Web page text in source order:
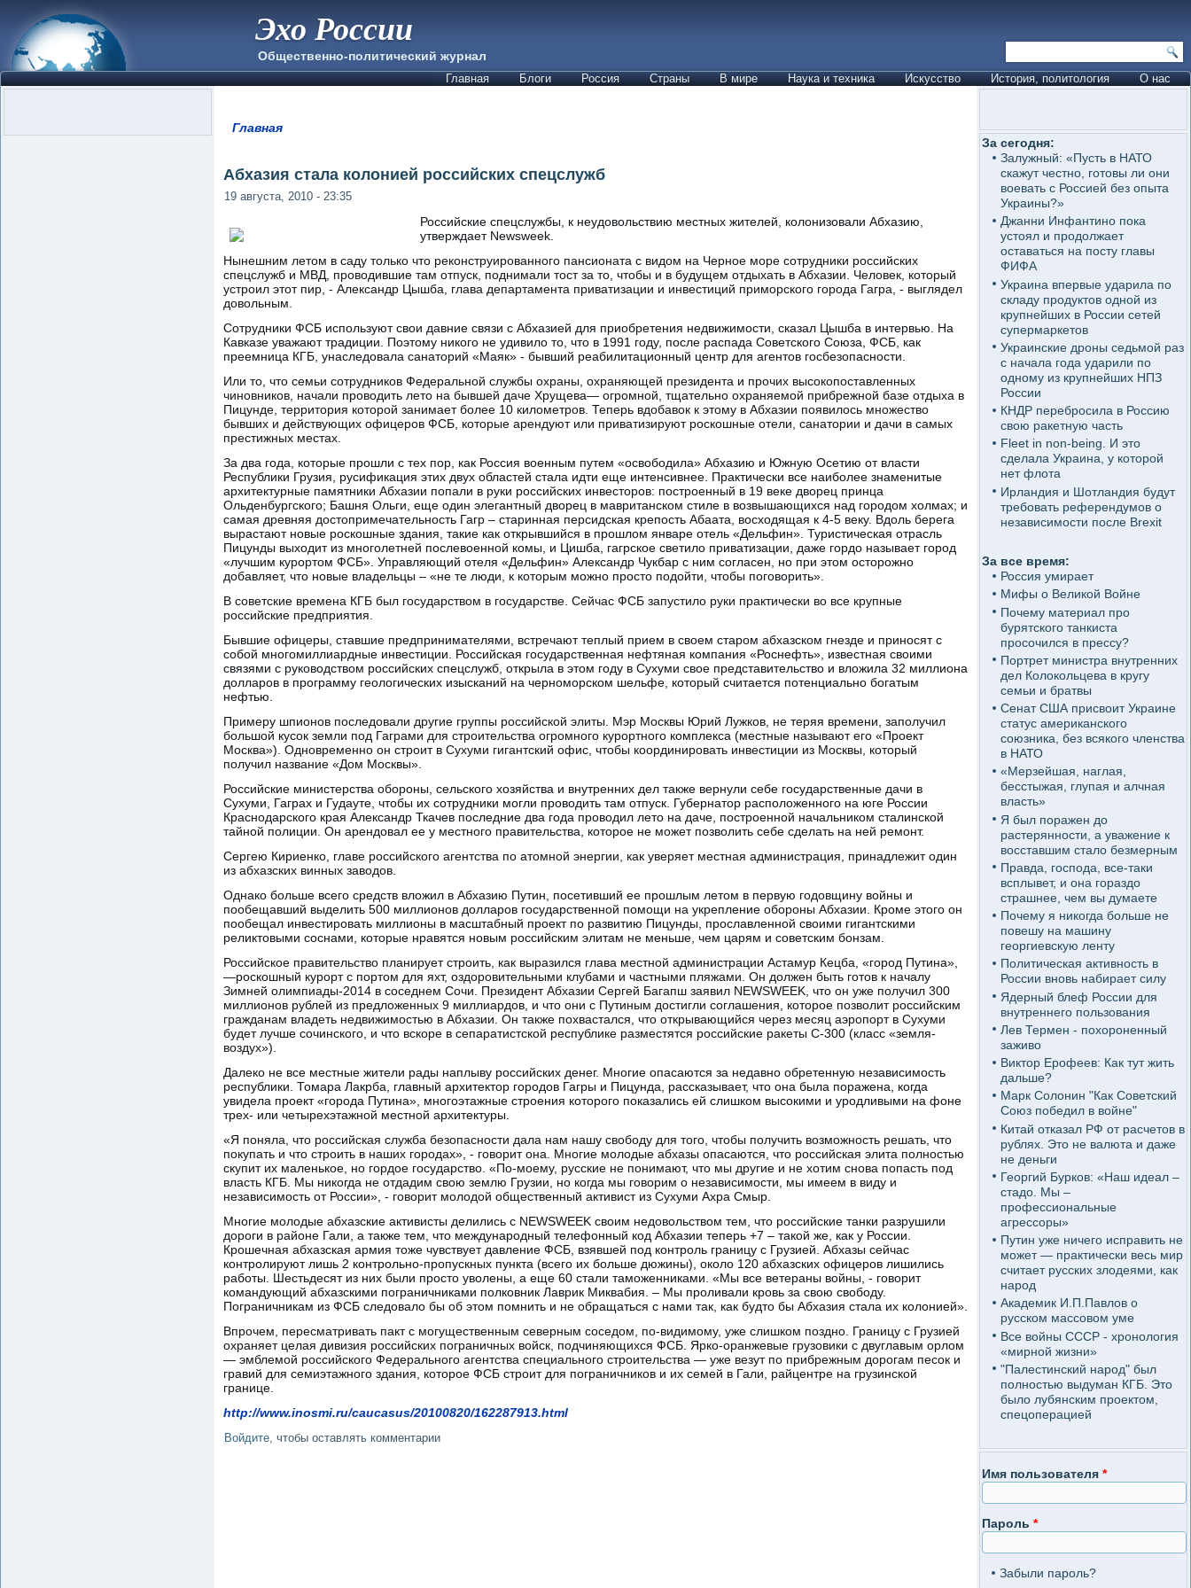
Эхо России
Общественно-политический журнал
Главная Блоги Россия Страны В мире Наука и техника Искусство История, политология О нас
Главная
Абхазия стала колонией российских спецслужб
19 августа, 2010 - 23:35
Российские спецслужбы, к неудовольствию местных жителей, колонизовали Абхазию,
утверждает Newsweek.
Нынешним летом в саду только что реконструированного пансионата с видом на Черное море сотрудники российских
спецслужб и МВД, проводившие там отпуск, поднимали тост за то, чтобы и в будущем отдыхать в Абхазии. Человек, который
устроил этот пир, - Александр Цышба, глава департамента приватизации и инвестиций приморского города Гагра, - выглядел
довольным.
Сотрудники ФСБ используют свои давние связи с Абхазией для приобретения недвижимости, сказал Цышба в интервью. На
Кавказе уважают традиции. Поэтому никого не удивило то, что в 1991 году, после распада Советского Союза, ФСБ, как
преемница КГБ, унаследовала санаторий «Маяк» - бывший реабилитационный центр для агентов госбезопасности.
Или то, что семьи сотрудников Федеральной службы охраны, охраняющей президента и прочих высокопоставленных
чиновников, начали проводить лето на бывшей даче Хрущева— огромной, тщательно охраняемой прибрежной базе отдыха в
Пицунде, территория которой занимает более 10 километров. Теперь вдобавок к этому в Абхазии появилось множество
бывших и действующих офицеров ФСБ, которые арендуют или приватизируют роскошные отели, санатории и дачи в самых
престижных местах.
За два года, которые прошли с тех пор, как Россия военным путем «освободила» Абхазию и Южную Осетию от власти
Республики Грузия, русификация этих двух областей стала идти еще интенсивнее. Практически все наиболее знаменитые
архитектурные памятники Абхазии попали в руки российских инвесторов: построенный в 19 веке дворец принца
Ольденбургского; Башня Ольги, еще один элегантный дворец в мавританском стиле в возвышающихся над городом холмах; и
самая древняя достопримечательность Гагр – старинная персидская крепость Абаата, восходящая к 4-5 веку. Вдоль берега
вырастают новые роскошные здания, такие как открывшийся в прошлом январе отель «Дельфин». Туристическая отрасль
Пицунды выходит из многолетней послевоенной комы, и Цишба, гагрское светило приватизации, даже гордо называет город
«лучшим курортом ФСБ». Управляющий отеля «Дельфин» Александр Чукбар с ним согласен, но при этом осторожно
добавляет, что новые владельцы – «не те люди, к которым можно просто подойти, чтобы поговорить».
В советские времена КГБ был государством в государстве. Сейчас ФСБ запустило руки практически во все крупные
российские предприятия.
Бывшие офицеры, ставшие предпринимателями, встречают теплый прием в своем старом абхазском гнезде и приносят с
собой многомиллиардные инвестиции. Российская государственная нефтяная компания «Роснефть», известная своими
связями с руководством российских спецслужб, открыла в этом году в Сухуми свое представительство и вложила 32 миллиона
долларов в программу геологических изысканий на черноморском шельфе, который считается потенциально богатым
нефтью.
Примеру шпионов последовали другие группы российской элиты. Мэр Москвы Юрий Лужков, не теряя времени, заполучил
большой кусок земли под Гаграми для строительства огромного курортного комплекса (местные называют его «Проект
Москва»). Одновременно он строит в Сухуми гигантский офис, чтобы координировать инвестиции из Москвы, который
получил название «Дом Москвы».
Российские министерства обороны, сельского хозяйства и внутренних дел также вернули себе государственные дачи в
Сухуми, Гаграх и Гудауте, чтобы их сотрудники могли проводить там отпуск. Губернатор расположенного на юге России
Краснодарского края Александр Ткачев последние два года проводил лето на даче, построенной начальником сталинской
тайной полиции. Он арендовал ее у местного правительства, которое не может позволить себе сделать на ней ремонт.
Сергею Кириенко, главе российского агентства по атомной энергии, как уверяет местная администрация, принадлежит один
из абхазских винных заводов.
Однако больше всего средств вложил в Абхазию Путин, посетивший ее прошлым летом в первую годовщину войны и
пообещавший выделить 500 миллионов долларов государственной помощи на укрепление обороны Абхазии. Кроме этого он
пообещал инвестировать миллионы в масштабный проект по развитию Пицунды, прославленной своими гигантскими
реликтовыми соснами, которые нравятся новым российским элитам не меньше, чем царям и советским бонзам.
Российское правительство планирует строить, как выразился глава местной администрации Астамур Кецба, «город Путина»,
—роскошный курорт с портом для яхт, оздоровительными клубами и частными пляжами. Он должен быть готов к началу
Зимней олимпиады-2014 в соседнем Сочи. Президент Абхазии Сергей Багапш заявил NEWSWEEK, что он уже получил 300
миллионов рублей из предложенных 9 миллиардов, и что они с Путиным достигли соглашения, которое позволит российским
гражданам владеть недвижимостью в Абхазии. Он также похвастался, что открывающийся через месяц аэропорт в Сухуми
будет лучше сочинского, и что вскоре в сепаратистской республике разместятся российские ракеты С-300 (класс «земля-
воздух»).
Далеко не все местные жители рады наплыву российских денег. Многие опасаются за недавно обретенную независимость
республики. Томара Лакрба, главный архитектор городов Гагры и Пицунда, рассказывает, что она была поражена, когда
увидела проект «города Путина», многоэтажные строения которого показались ей слишком высокими и уродливыми на фоне
трех- или четырехэтажной местной архитектуры.
«Я поняла, что российская служба безопасности дала нам нашу свободу для того, чтобы получить возможность решать, что
покупать и что строить в наших городах», - говорит она. Многие молодые абхазы опасаются, что российская элита полностью
скупит их маленькое, но гордое государство. «По-моему, русские не понимают, что мы другие и не хотим снова попасть под
власть КГБ. Мы никогда не отдадим свою землю Грузии, но когда мы говорим о независимости, мы имеем в виду и
независимость от России», - говорит молодой общественный активист из Сухуми Ахра Смыр.
Многие молодые абхазские активисты делились c NEWSWEEK своим недовольством тем, что российские танки разрушили
дороги в районе Гали, а также тем, что международный телефонный код Абхазии теперь +7 – такой же, как у России.
Крошечная абхазская армия тоже чувствует давление ФСБ, взявшей под контроль границу с Грузией. Абхазы сейчас
контролируют лишь 2 контрольно-пропускных пункта (всего их больше дюжины), около 120 абхазских офицеров лишились
работы. Шестьдесят из них были просто уволены, а еще 60 стали таможенниками. «Мы все ветераны войны, - говорит
командующий абхазскими пограничниками полковник Лаврик Миквабия. – Мы проливали кровь за свою свободу.
Пограничникам из ФСБ следовало бы об этом помнить и не обращаться с нами так, как будто бы Абхазия стала их колонией».
Впрочем, пересматривать пакт с могущественным северным соседом, по-видимому, уже слишком поздно. Границу с Грузией
охраняет целая дивизия российских пограничных войск, подчиняющихся ФСБ. Ярко-оранжевые грузовики с двуглавым орлом
— эмблемой российского Федерального агентства специального строительства — уже везут по прибрежным дорогам песок и
гравий для семиэтажного здания, которое ФСБ строит для пограничников и их семей в Гали, райцентре на грузинской
границе.
http://www.inosmi.ru/caucasus/20100820/162287913.html
Войдите , чтобы оставлять комментарии
За сегодня:
Залужный: «Пусть в НАТО
скажут честно, готовы ли они
воевать с Россией без опыта
Украины?»
Джанни Инфантино пока
устоял и продолжает
оставаться на посту главы
ФИФА
Украина впервые ударила по
складу продуктов одной из
крупнейших в России сетей
супермаркетов
Украинские дроны седьмой раз
с начала года ударили по
одному из крупнейших НПЗ
России
КНДР перебросила в Россию
свою ракетную часть
Fleet in non-being. И это
сделала Украина, у которой
нет флота
Ирландия и Шотландия будут
требовать референдумов о
независимости после Brexit
За все время:
Россия умирает
Мифы о Великой Войне
Почему материал про
бурятского танкиста
просочился в прессу?
Портрет министра внутренних
дел Колокольцева в кругу
семьи и братвы
Сенат США присвоит Украине
статус американского
союзника, без всякого членства
в НАТО
«Мерзейшая, наглая,
бесстыжая, глупая и алчная
власть»
Я был поражен до
растерянности, а уважение к
восставшим стало безмерным
Правда, господа, все-таки
всплывет, и она гораздо
страшнее, чем вы думаете
Почему я никогда больше не
повешу на машину
георгиевскую ленту
Политическая активность в
России вновь набирает силу
Ядерный блеф России для
внутреннего пользования
Лев Термен - похороненный
заживо
Виктор Ерофеев: Как тут жить
дальше?
Марк Солонин "Как Советский
Союз победил в войне"
Китай отказал РФ от расчетов в
рублях. Это не валюта и даже
не деньги
Георгий Бурков: «Наш идеал –
стадо. Мы –
профессиональные
агрессоры»
Путин уже ничего исправить не
может — практически весь мир
считает русских злодеями, как
народ
Академик И.П.Павлов о
русском массовом уме
Все войны СССР - хронология
«мирной жизни»
"Палестинский народ" был
полностью выдуман КГБ. Это
было лубянским проектом,
спецоперацией
Имя пользователя *
Пароль *
Забыли пароль?